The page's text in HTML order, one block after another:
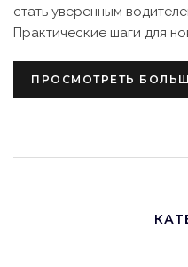
стать уверенным
Практические шаги для
ПРОСМОТРЕТЬ